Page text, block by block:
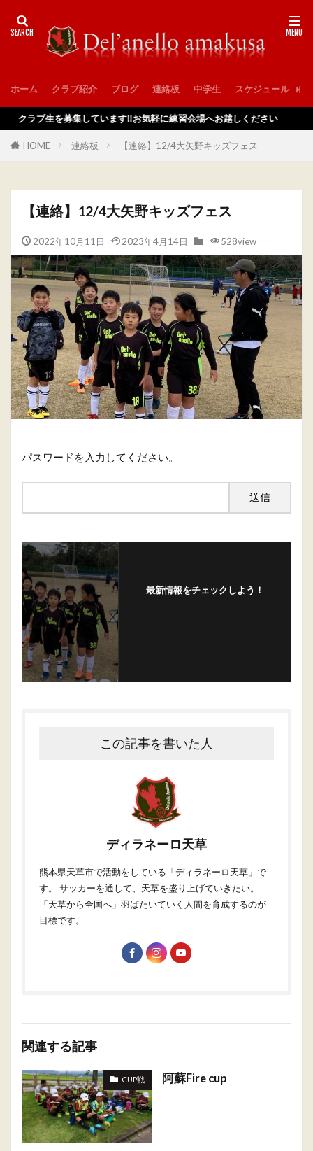
ホーム クラブ紹介 ブログ 連絡板 中学生 スケジュール
ブ生を募集しています‼️お気軽に練習会場へお越しください
HOME 連絡板 【連絡】12/4大矢野キッズフェス
【連絡】12/4大矢野キッズフェス
2022年10月11日 2023年4月14日 528view
パスワードを入力してください。
最新情報をチェックしよう！
この記事を書いた人
ディラネーロ天草
熊本県天草市で活動をしている「ディラネーロ天草」で
す。 サッカーを通して、天草を盛り上げていきたい。
「天草から全国へ」羽ばたいていく人間を育成するのが
目標です。
関連する記事
CUP戦 阿蘇Fire cup